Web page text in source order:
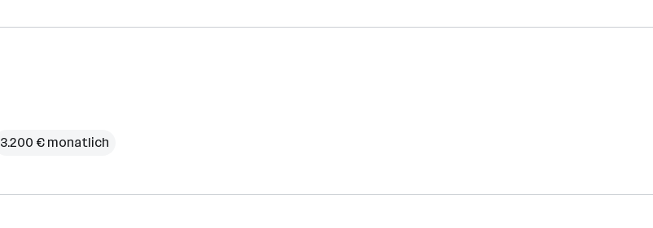
3.200 € monatlich